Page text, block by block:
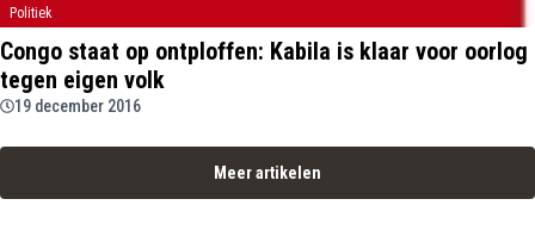
Politiek
Congo staat op ontploffen: Kabila is klaar voor oorlog
tegen eigen volk
19 december 2016
Meer artikelen